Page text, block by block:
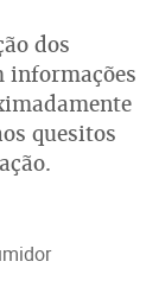
dos
informações
quesitos